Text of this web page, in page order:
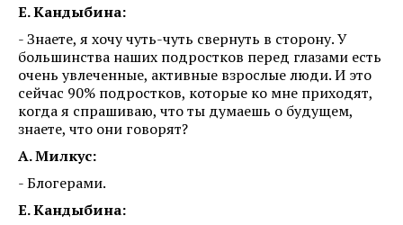
Е. Кандыбина:
- Знаете, я хочу чуть-чуть свернуть в сторону. У
большинства наших подростков перед глазами есть
очень увлеченные, активные взрослые люди. И это
сейчас 90% подростков, которые ко мне приходят,
когда я спрашиваю, что ты думаешь о будущем,
знаете, что они говорят?
А. Милкус:
- Блогерами.
Е. Кандыбина: